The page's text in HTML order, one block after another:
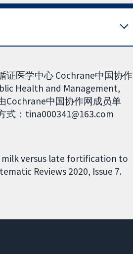
证医学中心 Cochrane中国协作
Health and Management,
Cochrane中国协作网成员单
：tina000341@163.com
versus late fortification to
Reviews 2020, Issue 7.